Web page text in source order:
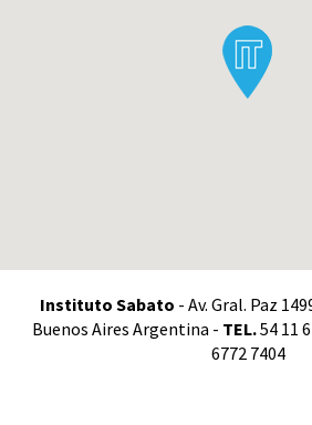
Instituto Sabato - Av. Gral. Paz
Buenos Aires Argentina - TEL.54 11
6772 7404